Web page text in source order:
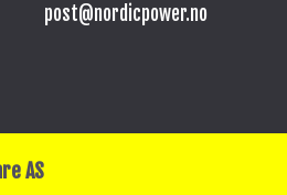
post@nordicpower.no
AS